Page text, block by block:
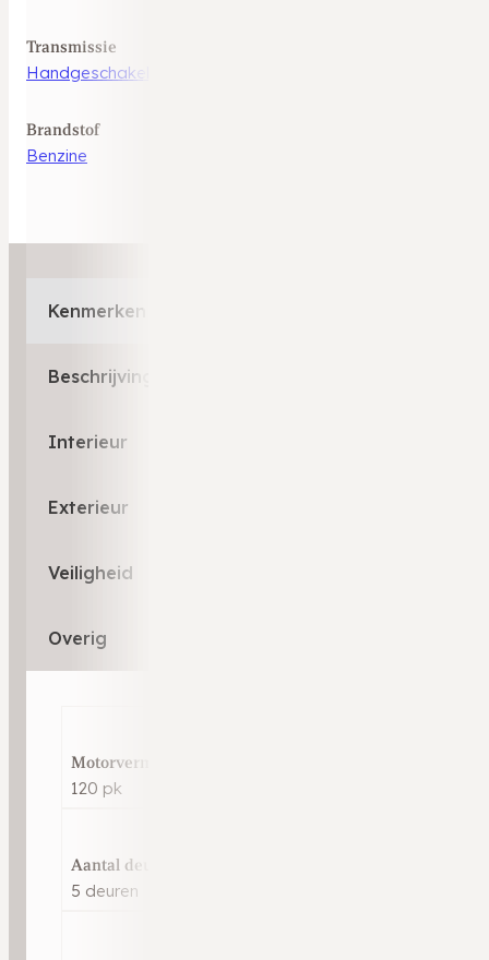
Transmissie
Handgeschakeld
Brandstof
Benzine
Kenmerken
Beschrijving
Interieur
Exterieur
Veiligheid
Overig
Motorvermogen
120 pk
Aantal deuren
5 deuren